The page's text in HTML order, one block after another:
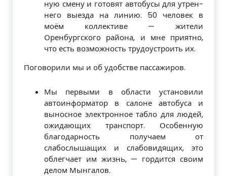
ную смену и готовят автобусы для утрен­
него выезда на линию. 50 человек в
моём коллективе — жители
Оренбургского рай­она, и мне приятно,
что есть возможность трудоустроить их.
Поговорили мы и об удобстве пассажи­ров.
Мы первыми в области установи­ли
автоинформатор в салоне автобуса и
выносное электронное табло для людей,
ожидающих транспорт. Особенную
благо­дарность получаем от
слабослышащих и слабовидящих, это
облегчает им жизнь, — гордится своим
делом Мынгалов.